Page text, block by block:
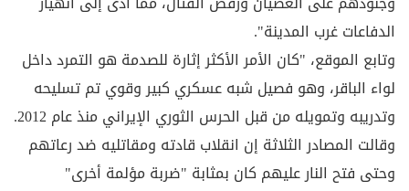
الدفاعات غرب المدينة".
وتابع الموقع، "كان الأمر الأكثر إثارة للصدمة هو التمرد داخل
لواء الباقر، وهو فصيل شبه عسكري كبير وقوي تم تسليحه
وتدريبه وتمويله من قبل الحرس الثوري الإيراني منذ عام 2012.
وقالت المصادر الثلاثة إن انقلاب قادته ومقاتليه ضد رعاتهم
وحتى فتح النار عليهم كان بمثابة "ضربة مؤلمة أخرى"